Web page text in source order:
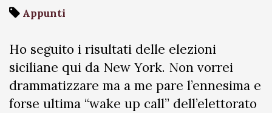
Appunti
Ho seguito i risultati delle elezioni
siciliane qui da New York. Non vorrei
drammatizzare ma a me pare l’ennesima e
forse ultima “wake up call” dell’elettorato